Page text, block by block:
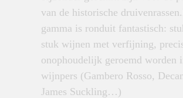
van de historische druivenrassen.
gamma is ronduit fantastisch:
stuk wijnen met verfijning,
onophoudelijk geroemd worden
wijnpers (Gambero Rosso,
James Suckling…)